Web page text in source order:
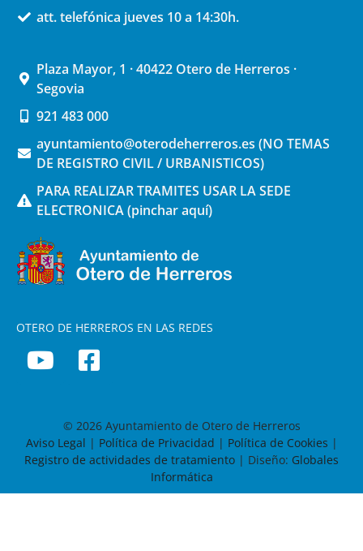
att. telefónica jueves 10 a 14:30h.
Plaza Mayor, 1 · 40422 Otero de Herreros ·
Segovia
921 483 000
ayuntamiento@oterodeherreros.es (NO TEMAS
DE REGISTRO CIVIL / URBANISTICOS)
PARA REALIZAR TRAMITES USAR LA SEDE
ELECTRONICA (pinchar aquí)
OTERO DE HERREROS EN LAS REDES
© 2026 Ayuntamiento de Otero de Herreros
Aviso Legal | Política de Privacidad | Política de Cookies |
Registro de actividades de tratamiento | Diseño: Globales
Informática